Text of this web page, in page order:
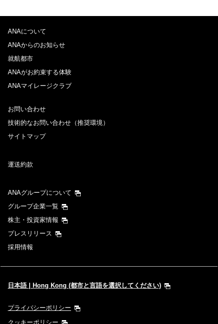
ANAについて
ANAからのお知らせ
就航都市
ANAがお約束する体験
ANAマイレージクラブ
お問い合わせ
技術的なお問い合わせ（推奨環境）
サイトマップ
運送約款
ANAグループについて
グループ企業一覧
株主・投資家情報
プレスリリース
採用情報
日本語 | Hong Kong (都市と言語を選択してください)
プライバシーポリシー
クッキーポリシー